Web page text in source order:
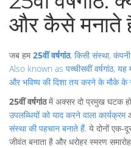
और कैसे मनाते
जब हम25वीं वर्षगांठ, किसी संस्था,
Also known as पच्चीसवीं वर्षगांठ, यह
और भविष्य की दिशा तय करने के मौके के
25वीं वर्षगांठमें अक्सर दो प्रमुख घटक
उपलब्धियों को याद करने वाला कार्यक्रम
संस्था की पहचान बनाते हैं. ये दोनों
जीवंत बनाता है और धरोहर स्मरण